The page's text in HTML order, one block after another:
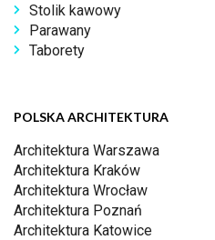
Stolik kawowy
Parawany
Taborety
POLSKA ARCHITEKTURA
Architektura Warszawa
Architektura Kraków
Architektura Wrocław
Architektura Poznań
Architektura Katowice